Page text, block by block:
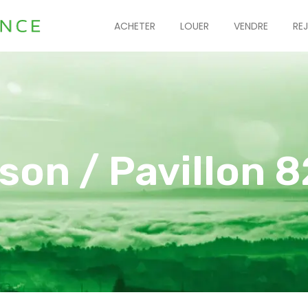
ACHETER LOUER VENDRE
/ Pavillon